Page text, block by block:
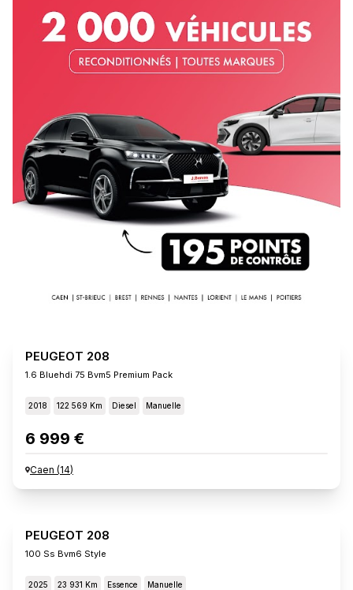
PEUGEOT 208
1.6 Bluehdi 75 Bvm5 Premium Pack
2018 122 569 Km Diesel Manuelle
6 999 €
Caen (14)
PEUGEOT 208
100 Ss Bvm6 Style
2025 23 931 Km Essence Manuelle